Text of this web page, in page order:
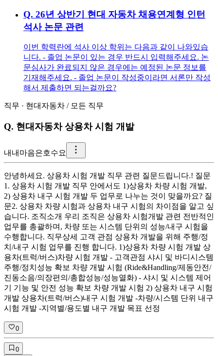
Q. 26년 상반기 현대 자동차 채용연계형 인턴
석사 논문 관련
이번 학력란에 석사 이상 학위는 다음과 같이 나와있습
니다. - 졸업 논문이 있는 경우 반드시 입력해주세요. 논
문심사가 완료되지 않은 경우에는 예정된 논문 정보를
기재해주세요. - 졸업 논문이 작성중이라면 서론만 작성
해서 제출하면 되는걸까요?
직무 · 현대자동차 / 모든 직무
Q. 현대자동차 상용차 시험 개발
내 내마음은호수요
안녕하세요. 상용차 시험 개발 직무 관련 질문드립니다.! 질문
1. 상용차 시험 개발 직무 안에서도 1)상용차 차량 시험 개발,
2) 상용차 내구 시험 개발 두 업무로 나누는 것이 맞을까요? 질
문2. 상용차 차량 시험과 상용차 내구 시험의 차이점을 알고 싶
습니다. 조직소개 우리 조직은 상용차 시험개발 관련 전반적인
업무를 총괄하며, 차량 또는 시스템 단위의 성능/내구 시험을
수행합니다. 직무상세 고객 관점 상용차 개발을 위해 주행/정
치/내구 시험 업무를 진행 합니다. 1)상용차 차량 시험 개발 상
용차(트럭/버스)차량 시험 개발 - 고객관점 샤시 및 바디시스템
주행/정치성능 확보 차량 개발 시험 (Ride&Handling/제동안전/
진동소음/의장편의/총합성능/성능열화) - 샤시 및 시스템 제어
기 기능 및 안전 성능 확보 차량 개발 시험 2) 상용차 내구 시험
개발 상용차(트럭/버스)내구 시험 개발 -차량/시스템 단위 내구
시험 개발 -지역별/용도별 내구 개발 목표 선정
0
0